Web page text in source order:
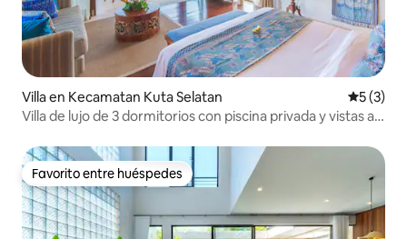
Villa en Kecamatan Kuta Selatan
5 (3)
Villa de lujo de 3 dormitorios con piscina privada y vistas al
Favorito entre huéspedes
Favorito entre huéspedes